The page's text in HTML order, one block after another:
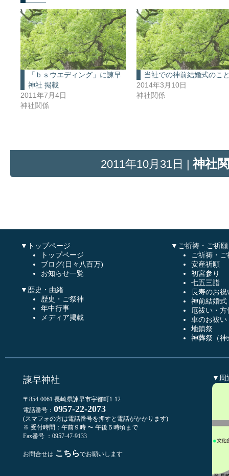
「ｂｓウエディング」に諫早
神社 掲載
2011年7月4日
神社関係
当社での神前結婚式のこ
2014年3月10日
神社関係
2011年10月31日 |神社
▼トップページ
トップページ
ブログ(日々八百万)
お知らせ一覧
▼歴史・由緒
歴史・ご祭神
年中行事
メディア掲載
▼ご祈祷・ご祈願
ご祈祷・ご
安産祈願
初宮参り
七五三詣
長寿のお祝
神前結婚式
厄祓い・方
車のお祓い
地鎮祭
神葬祭（神
諫早神社
〒854-0061 長崎県諫早市宇都町1-12
電話番号： 0957-22-2073
(スマフォの方は電話番号を押すと電話がかかります)
※ 受付時間：午前９時 〜 午後５時頃まで
Fax番号 ：0957-47-9133
お問合せは こちらでお願いします
▼周